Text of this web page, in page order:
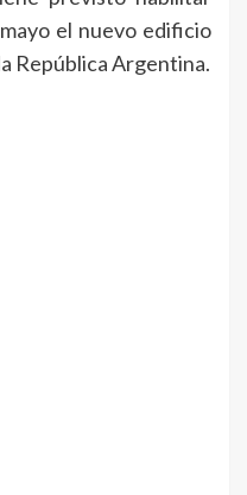
el nuevo edificio
República Argentina.